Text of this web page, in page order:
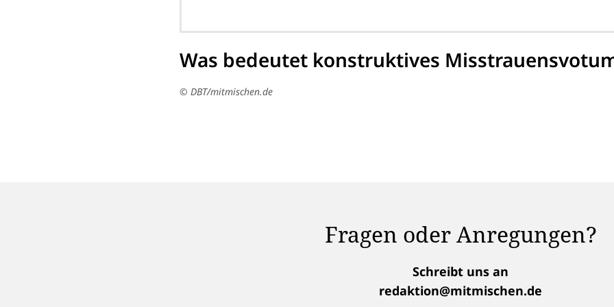
Was bedeutet konstruktives
© DBT/mitmischen.de
Fragen oder Anregungen?
Schreibt uns an
redaktion@mitmischen.de